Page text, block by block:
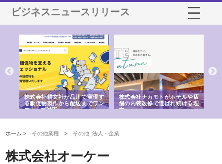
ビジネスニュースリリース
株式会社耕文社が品川で実現す
る販促物製作から配送までワン
ストップ対応
株式会社ナカモトがホテルや店
舗の内装改修で選ばれ続ける理
由
ホーム > その他業種 > その他_法人・企業
株式会社オーケー